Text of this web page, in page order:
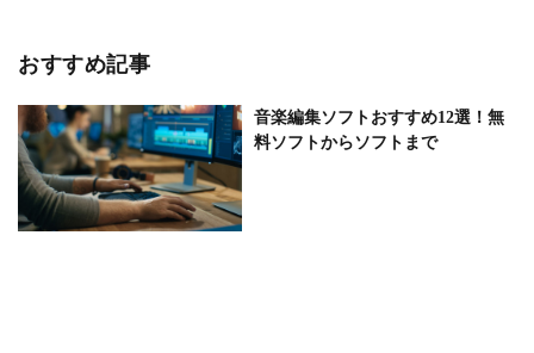
おすすめ記事
音楽編集ソフトおすすめ12選！無
料ソフトからソフトまで